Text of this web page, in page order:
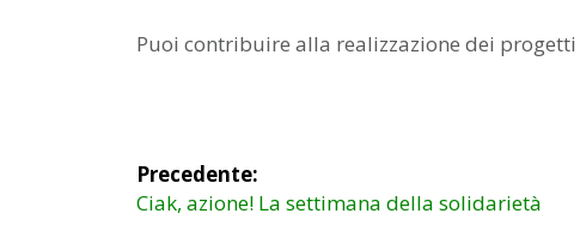
Puoi contribuire alla realizzazione dei
Navigazione
articoli
Precedente:
Articolo
Ciak, azione! La settimana della solidarietà